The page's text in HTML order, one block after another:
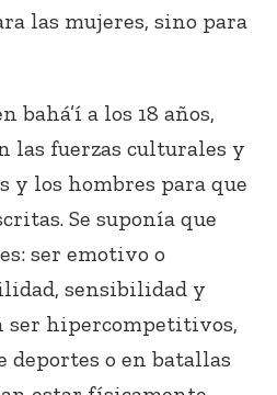
las mujeres, sino para
bahá’í a los 18 años,
las fuerzas culturales y
y los hombres para que
Se suponía que
ser emotivo o
sensibilidad y
ser hipercompetitivos,
deportes o en batallas